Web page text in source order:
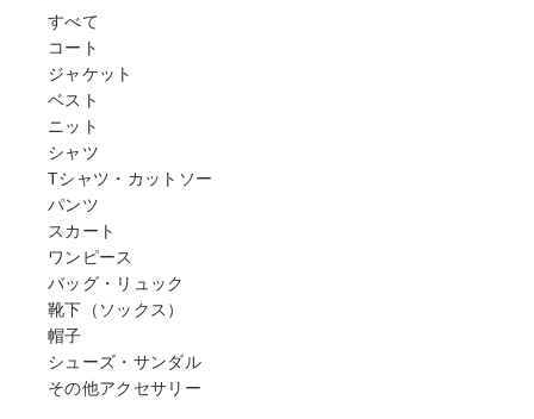
すべて
コート
ジャケット
ベスト
ニット
シャツ
Tシャツ・カットソー
パンツ
スカート
ワンピース
バッグ・リュック
靴下（ソックス）
帽子
シューズ・サンダル
その他アクセサリー